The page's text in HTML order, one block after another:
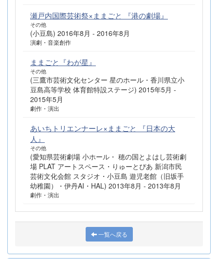
瀬戸内国際芸術祭×ままごと 『港の劇場』
その他
(小豆島) 2016年8月 - 2016年8月
演劇・音楽創作
ままごと『わが星』
その他
(三鷹市芸術文化センター 星のホール・香川県立小
豆島高等学校 体育館特設ステージ) 2015年5月 -
2015年5月
劇作・演出
あいちトリエンナーレ×ままごと 『日本の大
人』
その他
(愛知県芸術劇場 小ホール・ 穂の国とよはし芸術劇
場 PLAT アートスペース・りゅーとぴあ 新潟市民
芸術文化会館 スタジオ・小豆島 遊児老館（旧坂手
幼稚園）・伊丹AI・HAL) 2013年8月 - 2013年8月
劇作・演出
一覧へ戻る